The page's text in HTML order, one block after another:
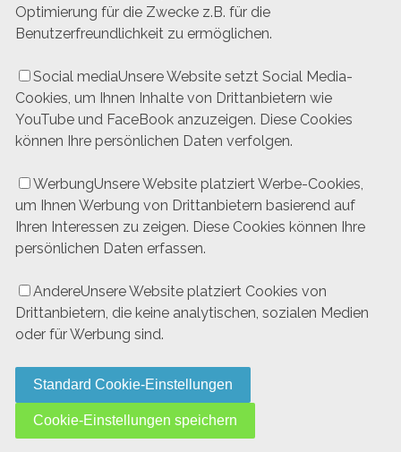
Optimierung für die Zwecke z.B. für die
Benutzerfreundlichkeit zu ermöglichen.
Social mediaUnsere Website setzt Social Media-
Cookies, um Ihnen Inhalte von Drittanbietern wie
YouTube und FaceBook anzuzeigen. Diese Cookies
können Ihre persönlichen Daten verfolgen.
WerbungUnsere Website platziert Werbe-Cookies,
um Ihnen Werbung von Drittanbietern basierend auf
Ihren Interessen zu zeigen. Diese Cookies können Ihre
persönlichen Daten erfassen.
AndereUnsere Website platziert Cookies von
Drittanbietern, die keine analytischen, sozialen Medien
oder für Werbung sind.
Standard Cookie-Einstellungen
Cookie-Einstellungen speichern